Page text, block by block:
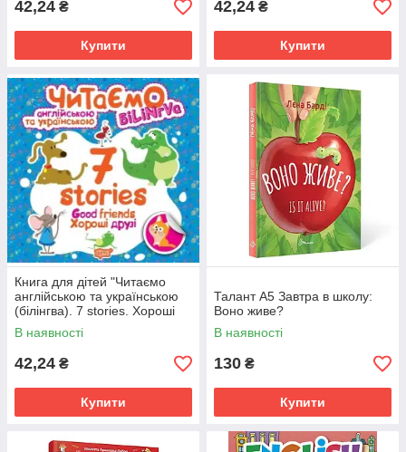
42,24 ₴
Купити
42,24 ₴
Купити
Книга для дітей "Читаємо
англійською та українською
(білінгва). 7 stories. Хороші
друзі" | Торсінг
В наявності
42,24 ₴
Купити
Талант А5 Завтра в школу:
Воно живе?
В наявності
130 ₴
Купити